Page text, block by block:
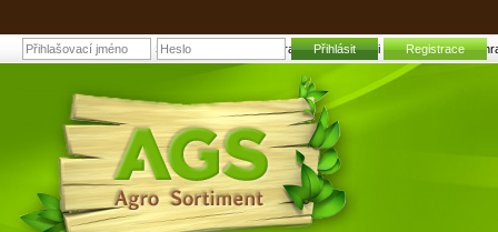
Svítilna diodová zadní hranatá LED kombi W18UDZ levá |
Přihlásit Registrace